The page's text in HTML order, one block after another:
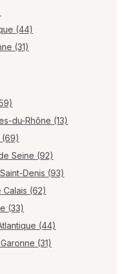
(44)
(31)
du-Rhône (13)
(69)
Seine (92)
Denis (93)
(62)
(33)
(44)
(31)